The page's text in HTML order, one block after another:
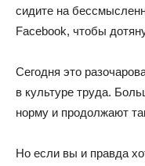
сидите на
Facebook, чтобы
Сегодня это
в культуре труда.
норму и продолжают
Но если вы и правда